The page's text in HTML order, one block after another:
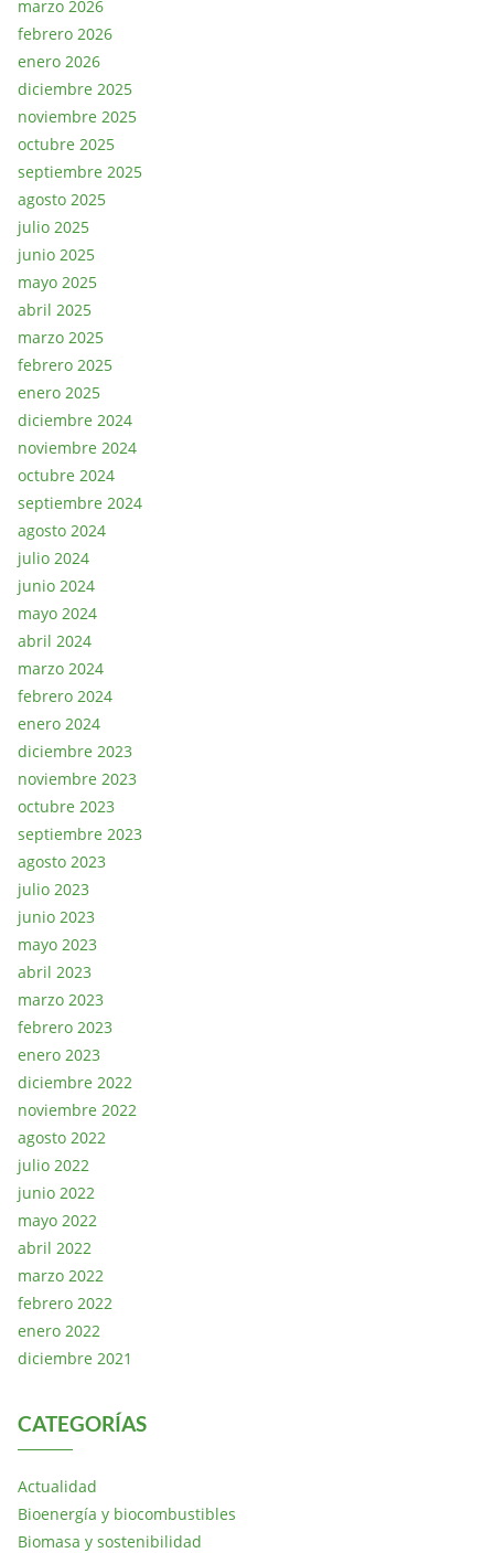
marzo 2026
febrero 2026
enero 2026
diciembre 2025
noviembre 2025
octubre 2025
septiembre 2025
agosto 2025
julio 2025
junio 2025
mayo 2025
abril 2025
marzo 2025
febrero 2025
enero 2025
diciembre 2024
noviembre 2024
octubre 2024
septiembre 2024
agosto 2024
julio 2024
junio 2024
mayo 2024
abril 2024
marzo 2024
febrero 2024
enero 2024
diciembre 2023
noviembre 2023
octubre 2023
septiembre 2023
agosto 2023
julio 2023
junio 2023
mayo 2023
abril 2023
marzo 2023
febrero 2023
enero 2023
diciembre 2022
noviembre 2022
agosto 2022
julio 2022
junio 2022
mayo 2022
abril 2022
marzo 2022
febrero 2022
enero 2022
diciembre 2021
CATEGORÍAS
Actualidad
Bioenergía y biocombustibles
Biomasa y sostenibilidad